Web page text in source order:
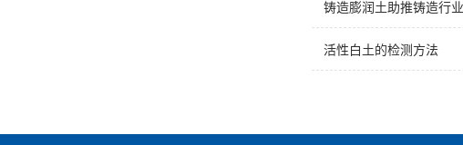
铸造膨润土助推铸造行
活性白土的检测方法